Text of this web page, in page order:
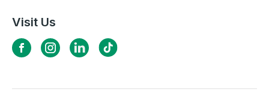
Visit Us